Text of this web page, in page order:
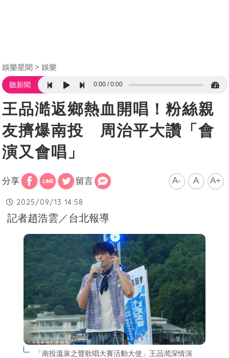
娛樂星聞 娛樂
聽新聞 0:00 0:00
王品澔返鄉熱血開唱！粉絲親
友擠爆南投 周治平大讚「會
演又會唱」
分享 留言 A- A A+
2025/09/13 14:58
記者趙浩雲／台北報導
「南投溫泉之聲歌唱大賽活動大使」王品澔深情演